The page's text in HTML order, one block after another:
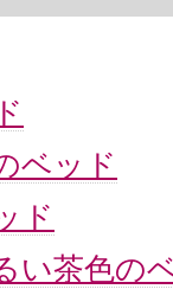
ベッド
ド
い茶色の